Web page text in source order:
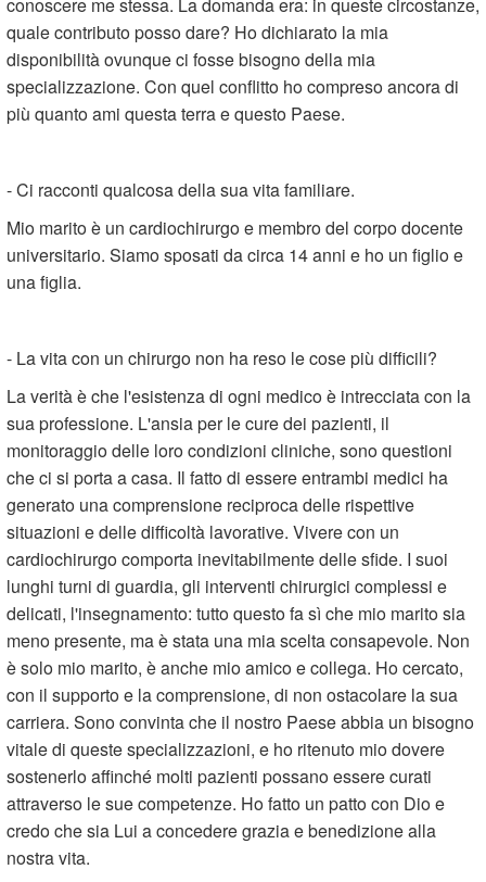
conoscere me stessa. La domanda era: in queste circostanze,
quale contributo posso dare? Ho dichiarato la mia
disponibilità ovunque ci fosse bisogno della mia
specializzazione. Con quel conflitto ho compreso ancora di
più quanto ami questa terra e questo Paese.
- Ci racconti qualcosa della sua vita familiare.
Mio marito è un cardiochirurgo e membro del corpo docente
universitario. Siamo sposati da circa 14 anni e ho un figlio e
una figlia.
- La vita con un chirurgo non ha reso le cose più difficili?
La verità è che l'esistenza di ogni medico è intrecciata con la
sua professione. L'ansia per le cure dei pazienti, il
monitoraggio delle loro condizioni cliniche, sono questioni
che ci si porta a casa. Il fatto di essere entrambi medici ha
generato una comprensione reciproca delle rispettive
situazioni e delle difficoltà lavorative. Vivere con un
cardiochirurgo comporta inevitabilmente delle sfide. I suoi
lunghi turni di guardia, gli interventi chirurgici complessi e
delicati, l'insegnamento: tutto questo fa sì che mio marito sia
meno presente, ma è stata una mia scelta consapevole. Non
è solo mio marito, è anche mio amico e collega. Ho cercato,
con il supporto e la comprensione, di non ostacolare la sua
carriera. Sono convinta che il nostro Paese abbia un bisogno
vitale di queste specializzazioni, e ho ritenuto mio dovere
sostenerlo affinché molti pazienti possano essere curati
attraverso le sue competenze. Ho fatto un patto con Dio e
credo che sia Lui a concedere grazia e benedizione alla
nostra vita.